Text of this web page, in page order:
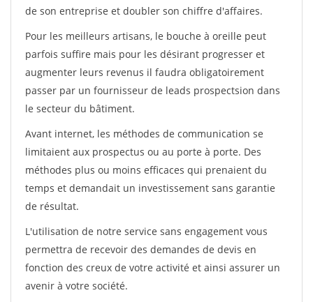
de son entreprise et doubler son chiffre d'affaires.
Pour les meilleurs artisans, le bouche à oreille peut
parfois suffire mais pour les désirant progresser et
augmenter leurs revenus il faudra obligatoirement
passer par un fournisseur de leads prospectsion dans
le secteur du bâtiment.
Avant internet, les méthodes de communication se
limitaient aux prospectus ou au porte à porte. Des
méthodes plus ou moins efficaces qui prenaient du
temps et demandait un investissement sans garantie
de résultat.
L'utilisation de notre service sans engagement vous
permettra de recevoir des demandes de devis en
fonction des creux de votre activité et ainsi assurer un
avenir à votre société.